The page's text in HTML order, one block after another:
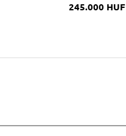
245.000 HUF